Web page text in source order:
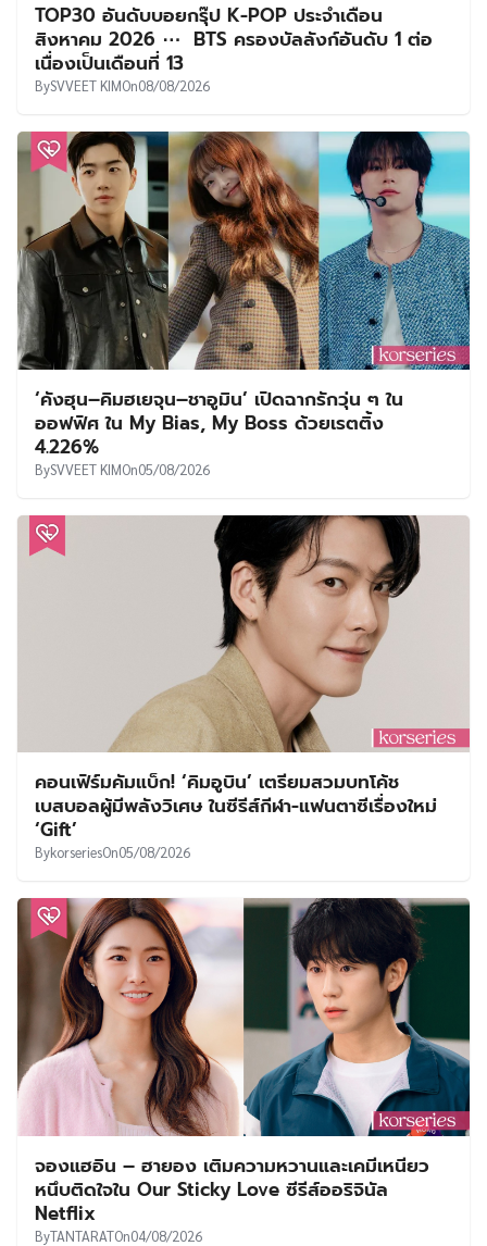
TOP30 อันดับบอยกรุ๊ป K-POP ประจำเดือน
สิงหาคม 2026 ⋯ BTS ครองบัลลังก์อันดับ 1 ต่อ
เนื่องเป็นเดือนที่ 13
BySVVEET KIMOn08/08/2026
‘คังฮุน–คิมฮเยจุน–ชาอูมิน’ เปิดฉากรักวุ่น ๆ ใน
ออฟฟิศ ใน My Bias, My Boss ด้วยเรตติ้ง
4.226%
BySVVEET KIMOn05/08/2026
คอนเฟิร์มคัมแบ็ก! ‘คิมอูบิน’ เตรียมสวมบทโค้ช
เบสบอลผู้มีพลังวิเศษ ในซีรีส์กีฬา-แฟนตาซีเรื่องใหม่
‘Gift’
BykorseriesOn05/08/2026
จองแฮอิน – ฮายอง เติมความหวานและเคมีเหนียว
หนึบติดใจใน Our Sticky Love ซีรีส์ออริจินัล
Netflix
ByTANTARATOn04/08/2026